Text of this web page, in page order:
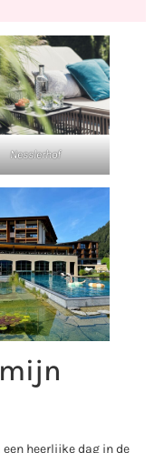
Nesslerhof
heerlijke dag in de